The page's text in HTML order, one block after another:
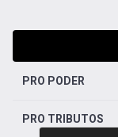
PRO PODER
PRO TRIBUTOS